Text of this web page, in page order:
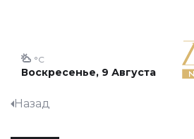
Воскресенье, 9 Августа
°C
Назад